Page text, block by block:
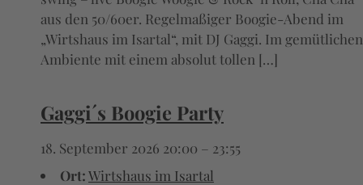
aus den 50/60er. Regelmaßiger Boogie-Abend im
„Wirtshaus im Isartal“, mit DJ Gaggi. Im gemütlichen
Ambiente mit einem absolut tollen […]
Gaggi´s Boogie Party
18. September 2026 20:00 – 23:55
Ort:Wirtshaus im Isartal